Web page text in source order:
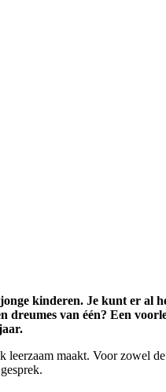
kinderen. Je kunt er al
dreumes van één? Een
leerzaam maakt. Voor zowel